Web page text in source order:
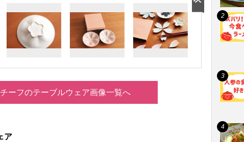
ーフのテーブルウェア画像一覧へ
ア